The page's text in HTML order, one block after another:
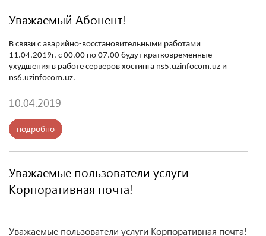
Уважаемый Абонент!
В связи с аварийно-восстановительными работами
11.04.2019г. с 00.00 по 07.00 будут кратковременные
ухудшения в работе серверов хостинга ns5.uzinfocom.uz и
ns6.uzinfocom.uz.
10.04.2019
подробно
Уважаемые пользователи услуги
Корпоративная почта!
Уважаемые пользователи услуги Корпоративная почта!